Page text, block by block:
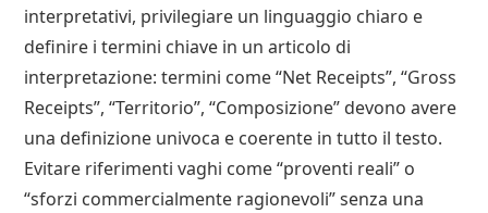
interpretativi, privilegiare un linguaggio chiaro e
definire i termini chiave in un articolo di
interpretazione: termini come “Net Receipts”, “Gross
Receipts”, “Territorio”, “Composizione” devono avere
una definizione univoca e coerente in tutto il testo.
Evitare riferimenti vaghi come “proventi reali” o
“sforzi commercialmente ragionevoli” senza una